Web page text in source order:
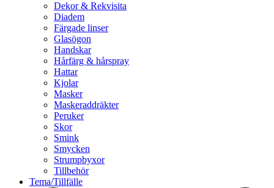
Dekor & Rekvisita
Diadem
Färgade linser
Glasögon
Handskar
Hårfärg & hårspray
Hattar
Kjolar
Masker
Maskeraddräkter
Peruker
Skor
Smink
Smycken
Strumpbyxor
Tillbehör
Tema/Tillfälle